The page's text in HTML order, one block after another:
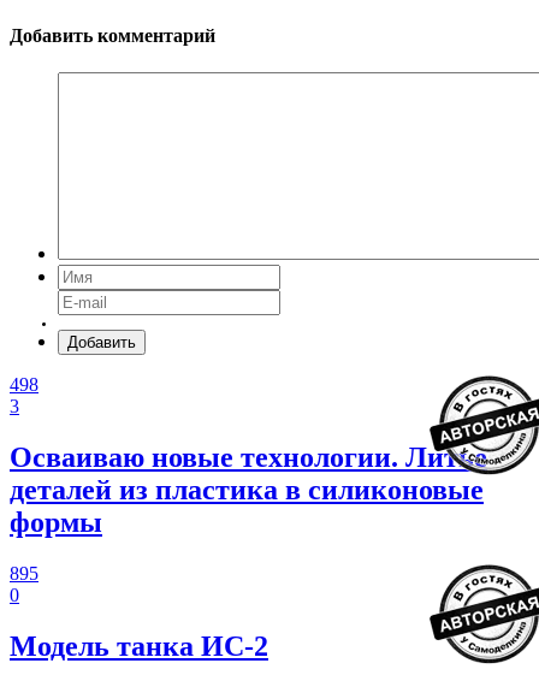
Добавить комментарий
Добавить
498
3
Осваиваю новые технологии. Литье
деталей из пластика в силиконовые
формы
895
0
Модель танка ИС-2